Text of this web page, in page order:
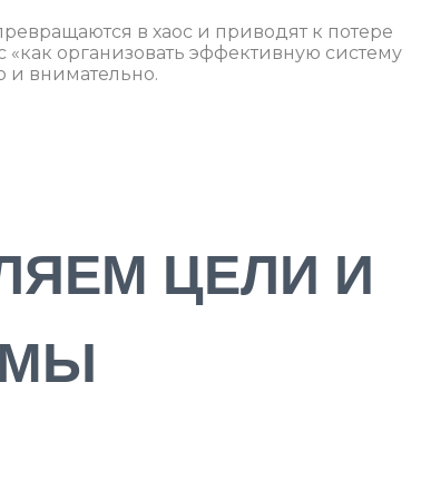
в хаос и приводят к потере
организовать эффективную систему
и внимательно.
ЦЕЛИ И